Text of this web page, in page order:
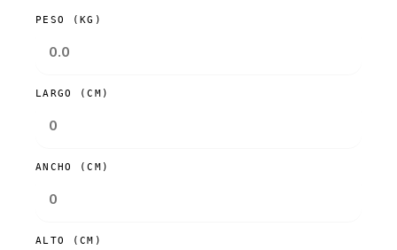
PESO (KG)
LARGO (CM)
ANCHO (CM)
ALTO (CM)